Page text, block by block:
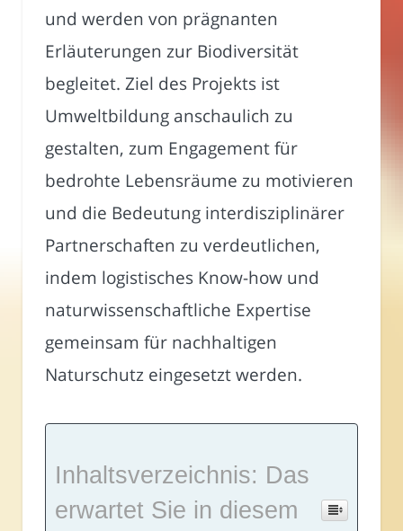
und werden von prägnanten
Erläuterungen zur Biodiversität
begleitet. Ziel des Projekts ist
Umweltbildung anschaulich zu
gestalten, zum Engagement für
bedrohte Lebensräume zu motivieren
und die Bedeutung interdisziplinärer
Partnerschaften zu verdeutlichen,
indem logistisches Know-how und
naturwissenschaftliche Expertise
gemeinsam für nachhaltigen
Naturschutz eingesetzt werden.
Inhaltsverzeichnis: Das
erwartet Sie in diesem